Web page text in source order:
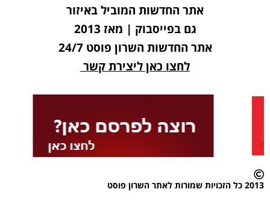
אתר החדשות המוביל באיזור
גם בפייסבוק | מאז 2013
אתר החדשות השרון פוסט 24/7
לחצו כאן ליצירת קשר
2013 כל הזכויות שמורות לאתר השרון פוסט